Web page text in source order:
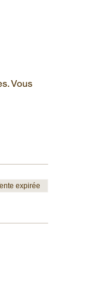
Vous
expirée